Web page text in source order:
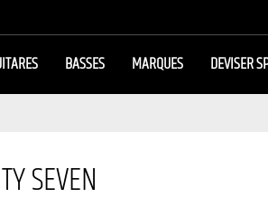
BASSES MARQUES DEVISER
SEVEN